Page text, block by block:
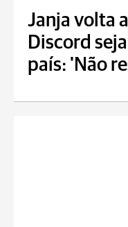
Janja volta
Discord
país: 'Não